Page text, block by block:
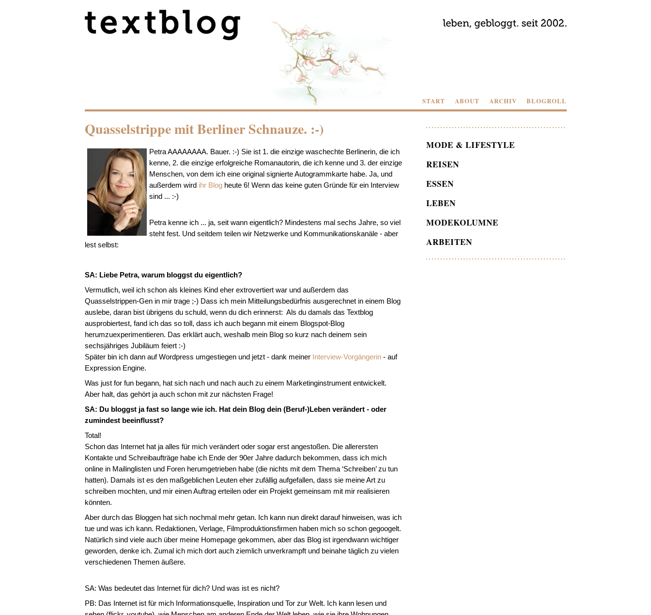
START ABOUT ARCHIV BLOGROLL
Quasselstrippe mit Berliner Schnauze. :-)
Petra AAAAAAAA. Bauer. :-) Sie ist 1. die einzige waschechte Berlinerin, die ich
kenne, 2. die einzige erfolgreiche Romanautorin, die ich kenne und 3. der einzige
Menschen, von dem ich eine original signierte Autogrammkarte habe. Ja, und
außerdem wird ihr Blogheute 6! Wenn das keine guten Gründe für ein Interview
sind ... :-)
Petra kenne ich ... ja, seit wann eigentlich? Mindestens mal sechs Jahre, so viel
steht fest. Und seitdem teilen wir Netzwerke und Kommunikationskanäle - aber
lest selbst:
SA: Liebe Petra, warum bloggst du eigentlich?
Vermutlich, weil ich schon als kleines Kind eher extrovertiert war und außerdem das
Quasselstrippen-Gen in mir trage ;-) Dass ich mein Mitteilungsbedürfnis ausgerechnet in einem Blog
auslebe, daran bist übrigens du schuld, wenn du dich erinnerst: Als du damals das Textblog
ausprobiertest, fand ich das so toll, dass ich auch begann mit einem Blogspot-Blog
herumzuexperimentieren. Das erklärt auch, weshalb mein Blog so kurz nach deinem sein
sechsjähriges Jubiläum feiert :-)
Später bin ich dann auf Wordpress umgestiegen und jetzt - dank meiner Interview-Vorgängerin- auf
Expression Engine.
Was just for fun begann, hat sich nach und nach auch zu einem Marketinginstrument entwickelt.
Aber halt, das gehört ja auch schon mit zur nächsten Frage!
SA: Du bloggst ja fast so lange wie ich. Hat dein Blog dein (Beruf-)Leben verändert - oder
zumindest beeinflusst?
Total!
Schon das Internet hat ja alles für mich verändert oder sogar erst angestoßen. Die allerersten
Kontakte und Schreibaufträge habe ich Ende der 90er Jahre dadurch bekommen, dass ich mich
online in Mailinglisten und Foren herumgetrieben habe (die nichts mit dem Thema ‘Schreiben’ zu tun
hatten). Damals ist es den maßgeblichen Leuten eher zufällig aufgefallen, dass sie meine Art zu
schreiben mochten, und mir einen Auftrag erteilen oder ein Projekt gemeinsam mit mir realisieren
könnten.
Aber durch das Bloggen hat sich nochmal mehr getan. Ich kann nun direkt darauf hinweisen, was ich
tue und was ich kann. Redaktionen, Verlage, Filmproduktionsfirmen haben mich so schon gegoogelt.
Natürlich sind viele auch über meine Homepage gekommen, aber das Blog ist irgendwann wichtiger
geworden, denke ich. Zumal ich mich dort auch ziemlich unverkrampft und beinahe täglich zu vielen
verschiedenen Themen äußere.
SA: Was bedeutet das Internet für dich? Und was ist es nicht?
PB: Das Internet ist für mich Informationsquelle, Inspiration und Tor zur Welt. Ich kann lesen und
MODE & LIFESTYLE
REISEN
ESSEN
LEBEN
MODEKOLUMNE
ARBEITEN